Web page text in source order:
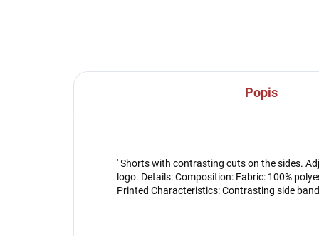
Popis
' Shorts with contrasting cuts on the sides.
logo. Details: Composition: Fabric: 100%
Printed Characteristics: Contrasting side